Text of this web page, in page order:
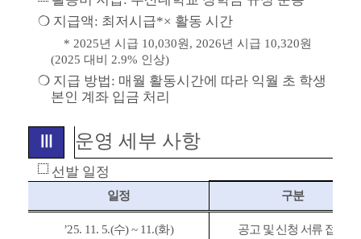
❍ 지급액: 최저시급*× 활동 시간
* 2025년 시급 10,030원 , 2026년 시급 10,320원
(2025 대비 2.9% 인상)
❍ 지급 방법: 매월 활동시간에 따라 익월 초 학생
본인 계좌 입금 처리
Ⅲ 운영 세부 사항
선발 일정
일정 구분
’25. 11. 5.(수) ~ 11.(화) 공고 및 신청 서류 접수